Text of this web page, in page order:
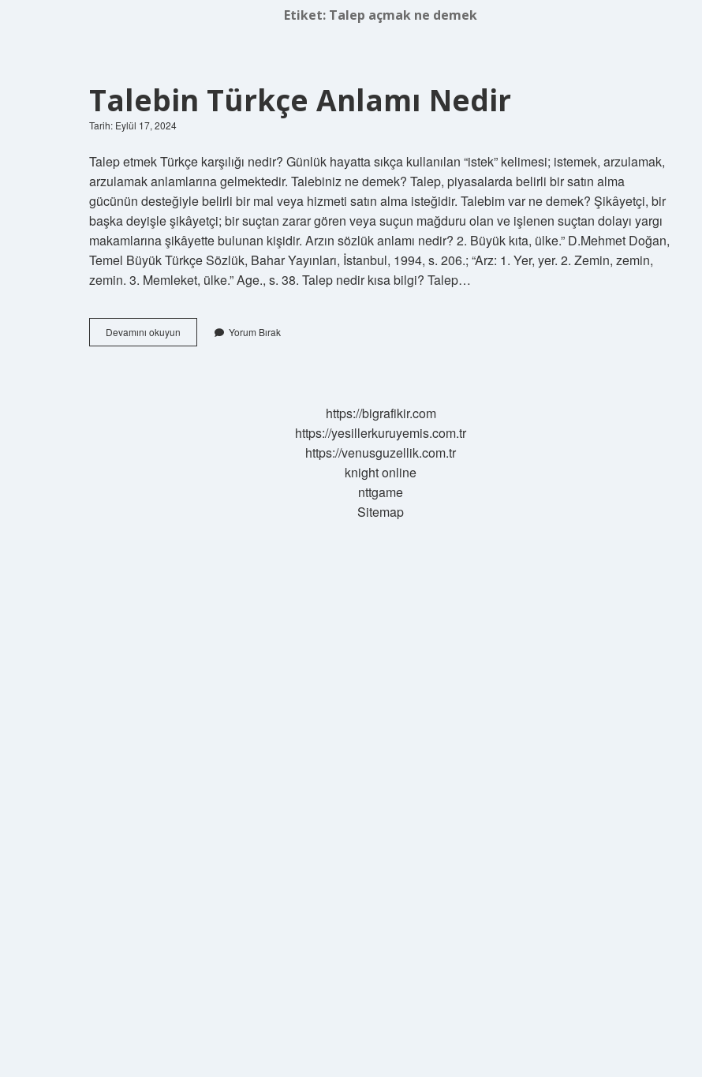
Etiket: Talep açmak ne demek
Talebin Türkçe Anlamı Nedir
Tarih: Eylül 17, 2024
Talep etmek Türkçe karşılığı nedir? Günlük hayatta sıkça kullanılan “istek” kelimesi; istemek, arzulamak,
arzulamak anlamlarına gelmektedir. Talebiniz ne demek? Talep, piyasalarda belirli bir satın alma
gücünün desteğiyle belirli bir mal veya hizmeti satın alma isteğidir. Talebim var ne demek? Şikâyetçi, bir
başka deyişle şikâyetçi; bir suçtan zarar gören veya suçun mağduru olan ve işlenen suçtan dolayı yargı
makamlarına şikâyette bulunan kişidir. Arzın sözlük anlamı nedir? 2. Büyük kıta, ülke.” D.Mehmet Doğan,
Temel Büyük Türkçe Sözlük, Bahar Yayınları, İstanbul, 1994, s. 206.; “Arz: 1. Yer, yer. 2. Zemin, zemin,
zemin. 3. Memleket, ülke.” Age., s. 38. Talep nedir kısa bilgi? Talep…
Devamını okuyun
Türkçe
Yorum Bırak
https://bigrafikir.com
https://yesillerkuruyemis.com.tr
https://venusguzellik.com.tr
knight online
nttgame
Sitemap